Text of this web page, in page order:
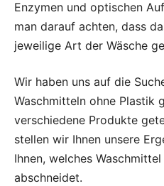
Enzymen und optischen
man darauf achten, dass
jeweilige Art der Wäsche
Wir haben uns auf die
Waschmitteln ohne Plastik
verschiedene Produkte
stellen wir Ihnen unsere
Ihnen, welches
abschneidet.